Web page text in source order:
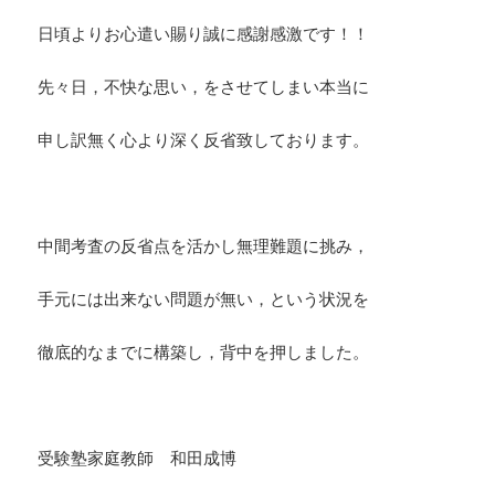
日頃よりお心遣い賜り誠に感謝感激です！！
先々日，不快な思い，をさせてしまい本当に
申し訳無く心より深く反省致しております。
中間考査の反省点を活かし無理難題に挑み，
手元には出来ない問題が無い，という状況を
徹底的なまでに構築し，背中を押しました。
受験塾家庭教師 和田成博